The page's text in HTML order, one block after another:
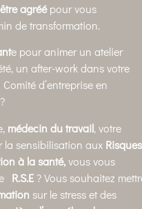
agréépour vous
de transformation.
e pour animer un atelier
un after-work dans votre
d’entreprise en
médecin du travail, votre
la sensibilisation aux Risques
à la santé,vous vous
R.S.E ? Vous souhaitez
sur le stress et des